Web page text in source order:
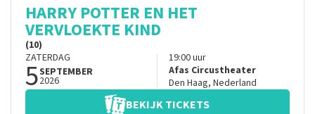
HARRY POTTER EN HET
VERVLOEKTE KIND
(10)
ZATERDAG
5SEPTEMBER
2026
19:00uur
Afas Circustheater
Den Haag, Nederland
BEKIJK TICKETS